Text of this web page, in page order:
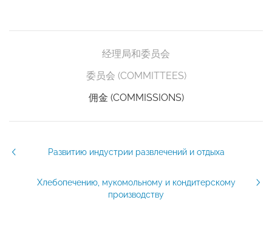
经理局和委员会
委员会 (COMMITTEES)
佣金 (COMMISSIONS)
Развитию индустрии развлечений и отдыха
Хлебопечению, мукомольному и кондитерскому
производству